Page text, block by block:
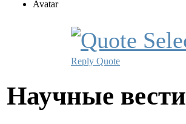
Reply Quote
Научные вести